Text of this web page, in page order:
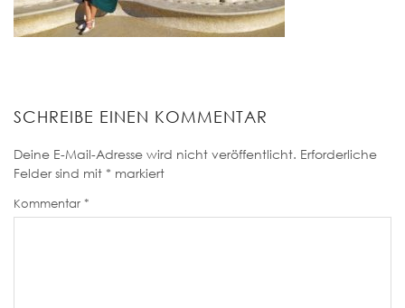
SCHREIBE EINEN KOMMENTAR
Deine E-Mail-Adresse wird nicht veröffentlicht. Erforderliche
Felder sind mit * markiert
Kommentar *